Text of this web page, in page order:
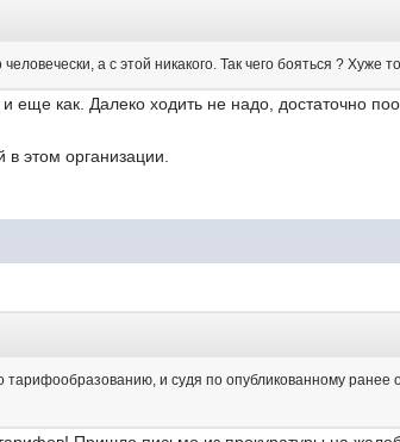
а с этой никакого. Так чего бояться ? Хуже
еще как. Далеко ходить не надо, достаточно
в этом организации.
и судя по опубликованному ранее